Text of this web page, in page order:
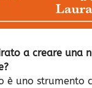
a creare una
è uno strumento